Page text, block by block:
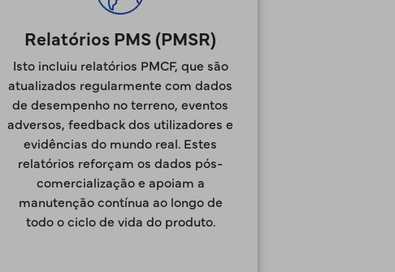
Relatórios PMS (PMSR)
Isto incluiu relatórios PMCF, que são
atualizados regularmente com dados
de desempenho no terreno, eventos
adversos, feedback dos utilizadores e
evidências do mundo real. Estes
relatórios reforçam os dados pós-
comercialização e apoiam a
manutenção contínua ao longo de
todo o ciclo de vida do produto.